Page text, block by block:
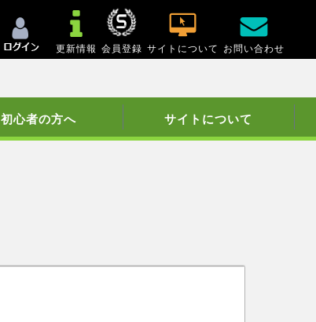
更新情報 会員登録 サイトについて お問い合わせ
初心者の方へ サイトについて